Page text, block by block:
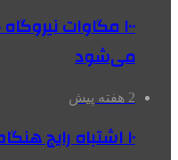
۱۰۰ مگاوات
می‌شود
2 هفته پیش
۱۰ اشتباه رایج هنگام انتخاب تاورکرین برای پروژه